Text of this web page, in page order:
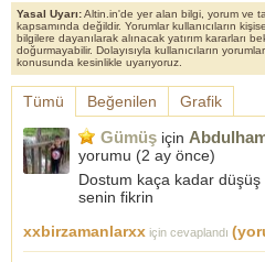
Yasal Uyarı:Altin.in'de yer alan bilgi, yorum ve
kapsamında değildir. Yorumlar kullanıcıların
bilgilere dayanılarak alınacak yatırım kararları
doğurmayabilir. Dolayısıyla kullanıcıların
konusunda kesinlikle uyarıyoruz.
Tümü Beğenilen Grafik
Gümüş için
yorumu (2 ay önce)
Dostum kaça kadar
senin fikrin
xxbirzamanlarxx için cevaplandı